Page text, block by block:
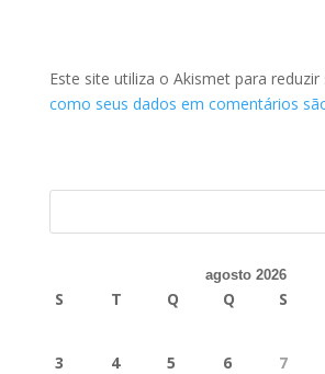
Este site utiliza o Akismet para reduzir
como seus dados em comentários
agosto 2026
S T Q Q S
3
4 5 6 7